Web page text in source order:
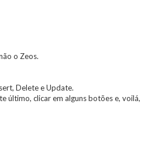
o Zeos.
Delete e Update.
último, clicar em alguns botões e, voilá,